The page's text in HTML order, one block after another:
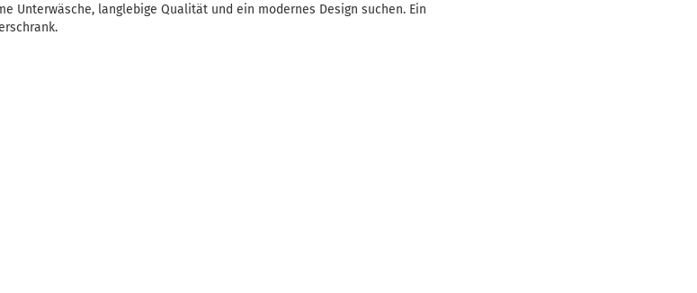
Unterwäsche, langlebige Qualität und ein modernes Design suchen. Ein